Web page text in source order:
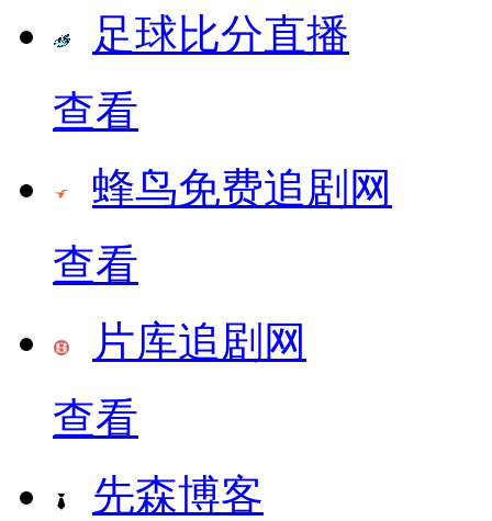
足球比分直播
查看
蜂鸟免费追剧网
查看
片库追剧网
查看
先森博客